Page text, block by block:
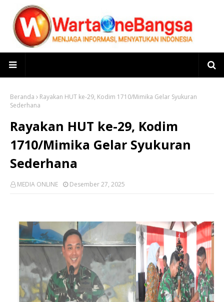
Beranda
Rayakan HUT ke-29, Kodim 1710/Mimika Gelar Syukuran
Sederhana
Rayakan HUT ke-29, Kodim
1710/Mimika Gelar Syukuran
Sederhana
MEDIA ONLINE Desember 27, 2025